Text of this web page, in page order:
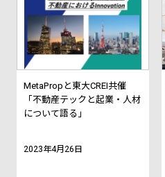
MetaPropと東大CREI共催
「不動産テックと起業・人材
について語る」
2023年4月26日